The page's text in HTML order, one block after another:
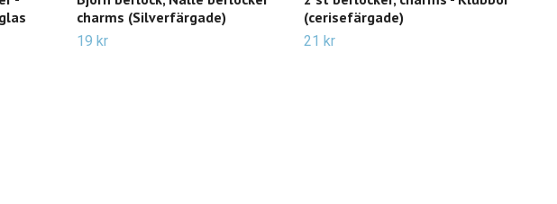
charms (Silverfärgade)
19 kr
(cerisefärgade)
21 kr